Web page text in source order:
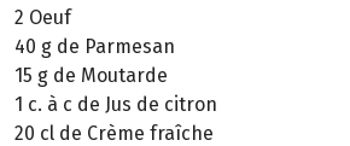
2 Oeuf
40 g de Parmesan
15 g de Moutarde
1 c. à c de Jus de citron
20 cl de Crème fraîche